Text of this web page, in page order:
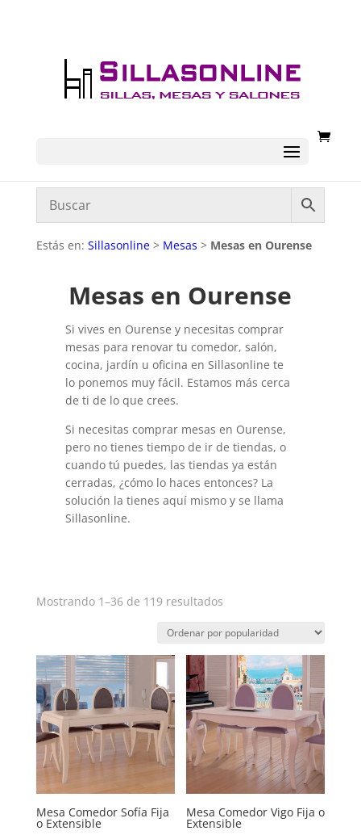
Estás en: Sillasonline> Mesas > Mesas en Ourense
Mesas en Ourense
Si vives en Ourense y necesitas comprar
mesas para renovar tu comedor, salón,
cocina, jardín u oficina en Sillasonline te
lo ponemos muy fácil. Estamos más cerca
de ti de lo que crees.
Si necesitas comprar mesas en Ourense,
pero no tienes tiempo de ir de tiendas, o
cuando tú puedes, las tiendas ya están
cerradas, ¿cómo lo haces entonces? La
solución la tienes aquí mismo y se llama
Sillasonline.
Mostrando 1–36 de 119 resultadosOrdenado
popularidad
Mesa Comedor Sofía Fija
o Extensible
Mesa Comedor Vigo Fija o
Extensible